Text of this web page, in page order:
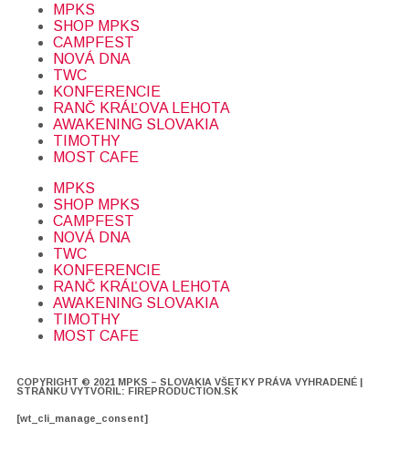
MPKS
SHOP MPKS
CAMPFEST
NOVÁ DNA
TWC
KONFERENCIE
RANČ KRÁĽOVA LEHOTA
AWAKENING SLOVAKIA
TIMOTHY
MOST CAFE
MPKS
SHOP MPKS
CAMPFEST
NOVÁ DNA
TWC
KONFERENCIE
RANČ KRÁĽOVA LEHOTA
AWAKENING SLOVAKIA
TIMOTHY
MOST CAFE
COPYRIGHT © 2021 MPKS – SLOVAKIA VŠETKY PRÁVA VYHRADENÉ |
STRÁNKU VYTVORIL: FIREPRODUCTION.SK
[wt_cli_manage_consent]